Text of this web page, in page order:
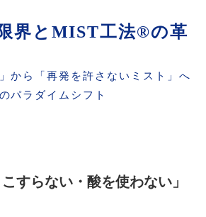
界とMIST工法®の革
から「再発を許さないミスト」へ
ラダイムシフト
すらない・酸を使わない」